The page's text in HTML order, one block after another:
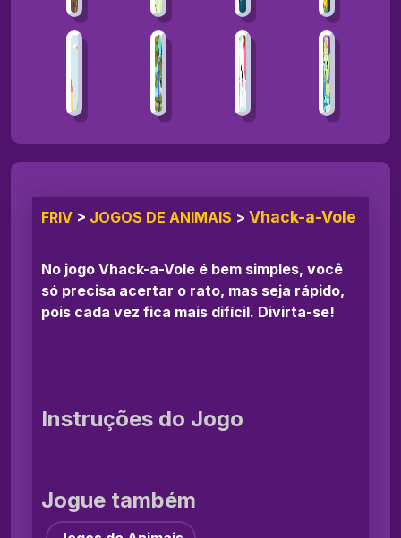
FRIV > JOGOS DE ANIMAIS > Vhack-a-Vole
No jogo Vhack-a-Vole é bem simples, você
só precisa acertar o rato, mas seja rápido,
pois cada vez fica mais difícil. Divirta-se!
Instruções do Jogo
Jogue também